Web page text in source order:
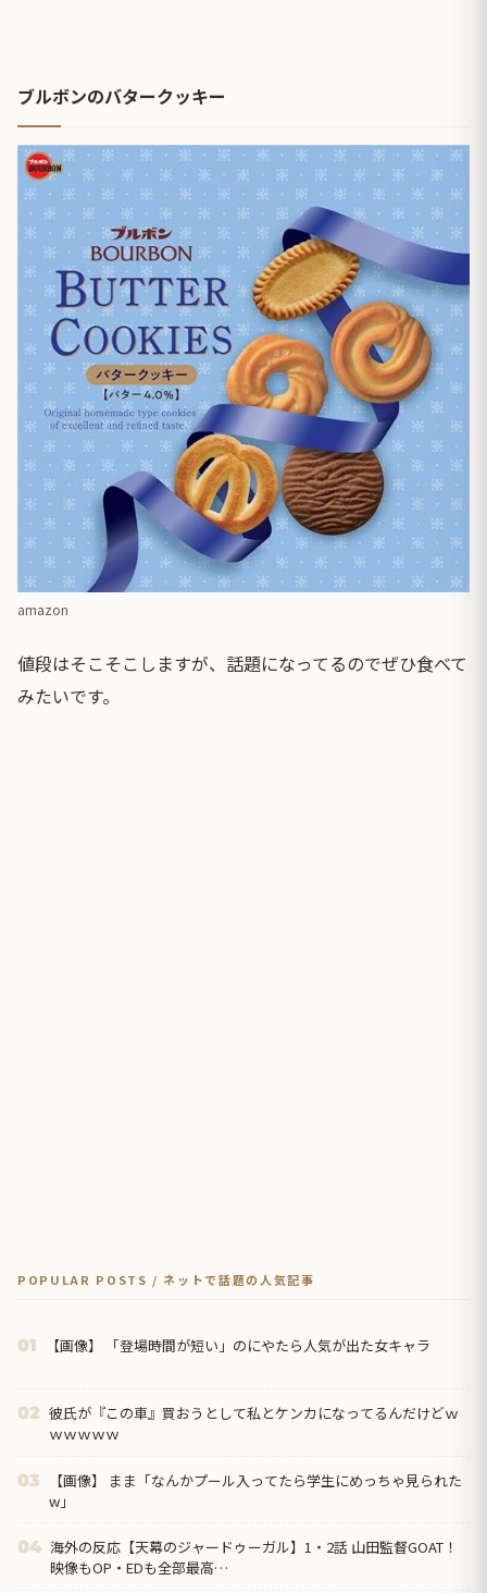
ブルボンのバタークッキー
amazon
値段はそこそこしますが、話題になってるのでぜひ食べて
みたいです。
POPULAR POSTS / ネットで話題の人気記事
01 【画像】 「登場時間が短い」のにやたら人気が出た女キャラ
02 彼氏が『この車』買おうとして私とケンカになってるんだけどｗ
ｗｗｗｗｗ
03
【画像】 まま「なんかプール入ってたら学生にめっちゃ見られた
w」
04 海外の反応【天幕のジャードゥーガル】1・2話 山田監督GOAT！
映像もOP・EDも全部最高…